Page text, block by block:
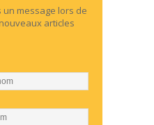
message lors de
articles